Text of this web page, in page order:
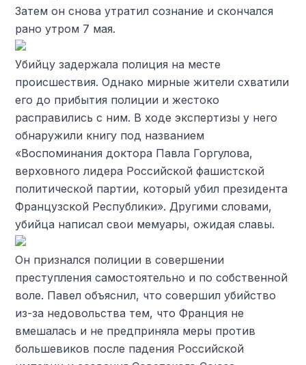
Затем он снова утратил сознание и скончался
рано утром 7 мая.
Убийцу задержала полиция на месте
происшествия. Однако мирные жители схватили
его до прибытия полиции и жестоко
расправились с ним. В ходе экспертизы у него
обнаружили книгу под названием
«Воспоминания доктора Павла Горгулова,
верховного лидера Российской фашистской
политической партии, который убил президента
Французской Республики». Другими словами,
убийца написал свои мемуары, ожидая славы.
Он признался полиции в совершении
преступления самостоятельно и по собственной
воле. Павел объяснил, что совершил убийство
из-за недовольства тем, что Франция не
вмешалась и не предприняла меры против
большевиков после падения Российской